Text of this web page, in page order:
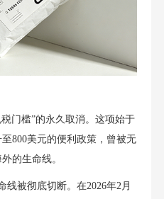
门槛”的永久取消。这项始于
800美元的便利政策，曾被无
的生命线。
线被彻底切断。在2026年2月